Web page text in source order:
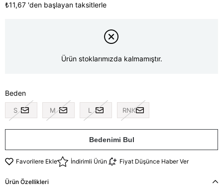
₺11,67 'den başlayan taksitlerle
Ürün stoklarımızda kalmamıştır.
Beden
S M L RNK
Bedenimi Bul
Favorilere Ekle İndirimli Ürün Fiyat Düşünce Haber Ver
Ürün Özellikleri